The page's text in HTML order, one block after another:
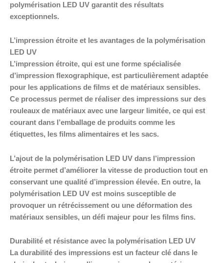
polymérisation LED UV garantit des résultats
exceptionnels.
L’impression étroite et les avantages de la polymérisation
LED UV
L’impression étroite, qui est une forme spécialisée
d’impression flexographique, est particulièrement adaptée
pour les applications de films et de matériaux sensibles.
Ce processus permet de réaliser des impressions sur des
rouleaux de matériaux avec une largeur limitée, ce qui est
courant dans l’emballage de produits comme les
étiquettes, les films alimentaires et les sacs.
L’ajout de la polymérisation LED UV dans l’impression
étroite permet d’améliorer la vitesse de production tout en
conservant une qualité d’impression élevée. En outre, la
polymérisation LED UV est moins susceptible de
provoquer un rétrécissement ou une déformation des
matériaux sensibles, un défi majeur pour les films fins.
Durabilité et résistance avec la polymérisation LED UV
La durabilité des impressions est un facteur clé dans le